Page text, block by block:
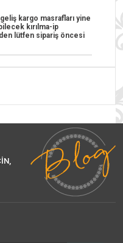
kargo masrafları yine
kırılma-ip
lütfen sipariş öncesi